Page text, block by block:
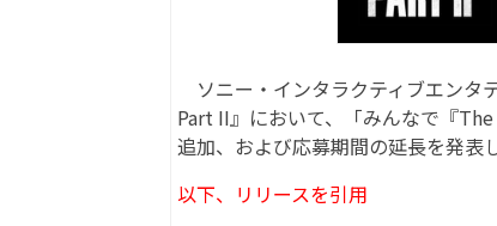
ソニー・インタラクティブエンタ
Part II』において、「みんなで『
追加、および応募期間の延長を発表
以下、リリースを引用